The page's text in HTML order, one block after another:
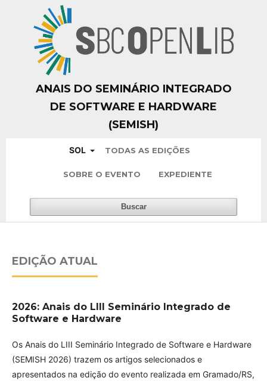
ANAIS DO SEMINÁRIO INTEGRADO
DE SOFTWARE E HARDWARE
(SEMISH)
SOL TODAS AS EDIÇÕES
SOBRE O EVENTO EXPEDIENTE
Buscar
EDIÇÃO ATUAL
2026: Anais do LIII Seminário Integrado de
Software e Hardware
Os Anais do LIII Seminário Integrado de Software e Hardware
(SEMISH 2026) trazem os artigos selecionados e
apresentados na edição do evento realizada em Gramado/RS,